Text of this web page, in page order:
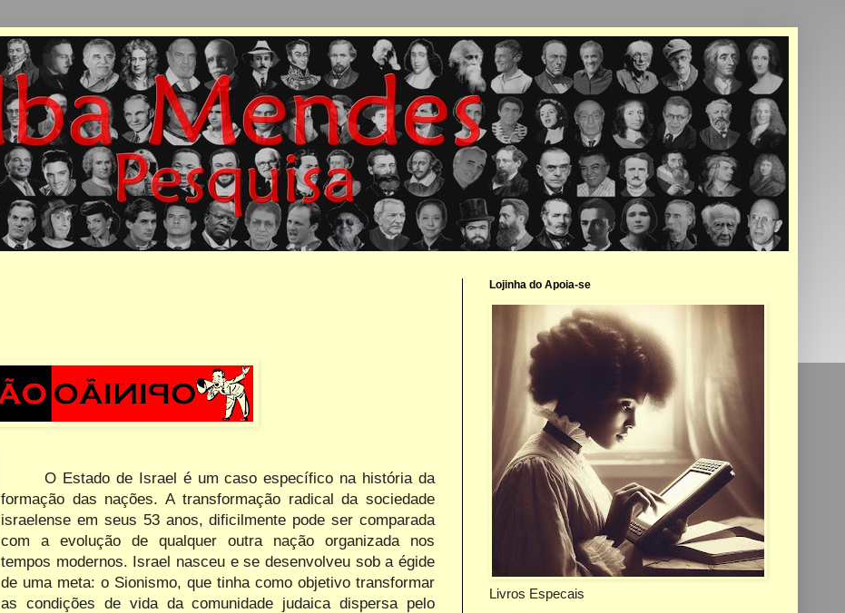
O Estado de Israel é um caso específico na história da
formação das nações. A transformação radical da sociedade
israelense em seus 53 anos, dificilmente pode ser comparada
com a evolução de qualquer outra nação organizada nos
tempos modernos. Israel nasceu e se desenvolveu sob a égide
de uma meta: o Sionismo, que tinha como objetivo transformar
as condições de vida da comunidade judaica dispersa pelo
Lojinha do Apoia-se
Livros Especais